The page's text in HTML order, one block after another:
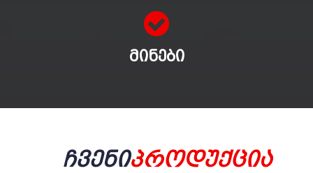
ᲛᲘᲜᲔᲑᲘ
ᲩვენიᲞროდუქცია